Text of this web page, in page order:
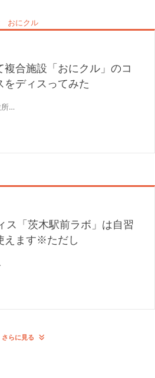
合施設「おにクル」のコ
をディスってみた
所…
ス「茨木駅前ラボ」は自習
えます※ただし
さらに見る